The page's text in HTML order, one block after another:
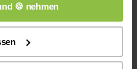
🍪 nehmen
und verantworten